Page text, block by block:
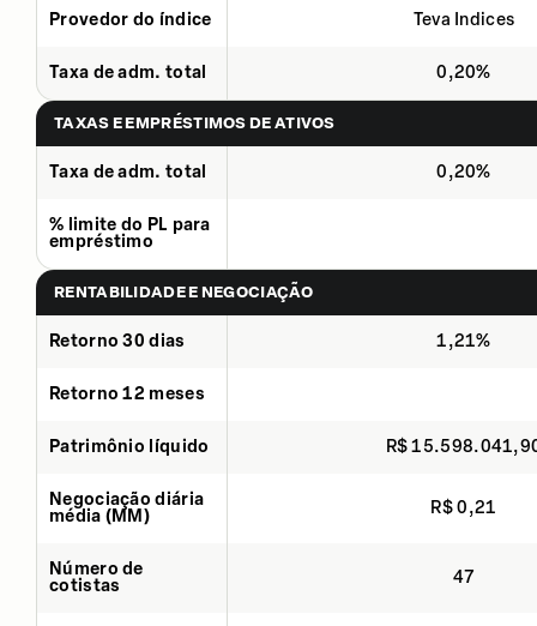
Provedor do índice Teva Indices
Taxa de adm. total 0,20%
TAXAS E EMPRÉSTIMOS DE ATIVOS
Taxa de adm. total 0,20%
% limite do PL para
empréstimo
RENTABILIDADE E NEGOCIAÇÃO
Retorno 30 dias 1,21%
Retorno 12 meses
Patrimônio líquido R$
Negociação diária
média (MM)
R$ 0,21
Número de
cotistas
47